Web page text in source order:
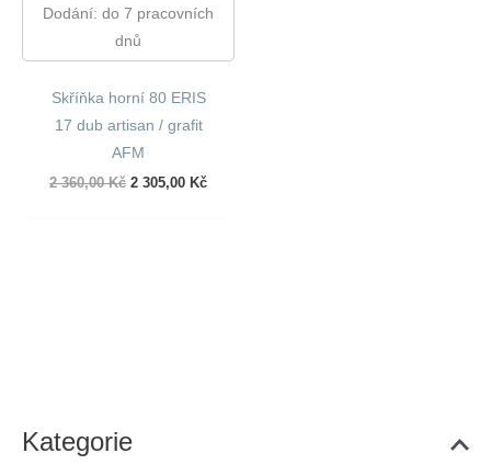
Kategorie
Dodání: do 7 pracovních
dnů
Skříňka horní 80 ERIS
17 dub artisan / grafit
AFM
2 360,00Kč Původní
2 305,00 KčAktuální